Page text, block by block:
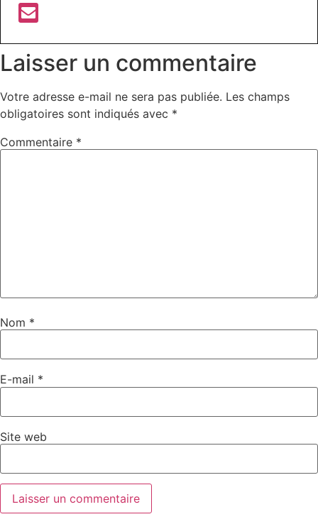
Laisser un commentaire
Votre adresse e-mail ne sera pas publiée. Les champs
obligatoires sont indiqués avec *
Commentaire *
Nom *
E-mail *
Site web